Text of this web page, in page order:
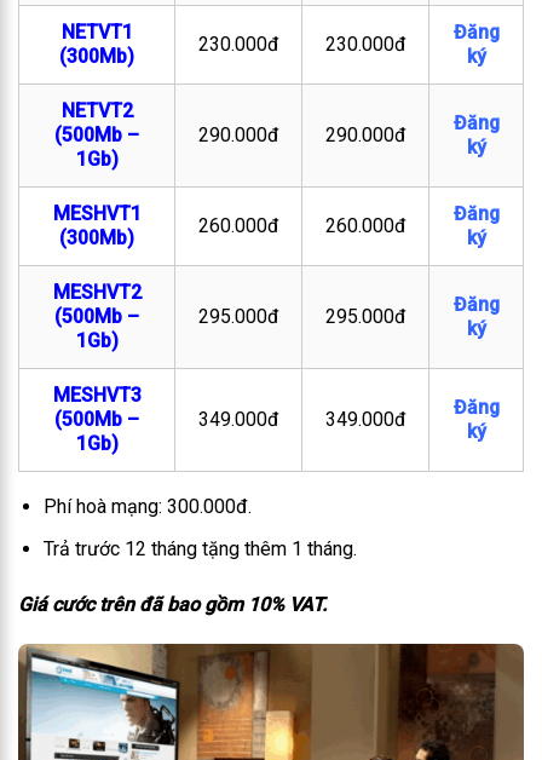
NETVT1
(300Mb)
230.000đ 230.000đ
Đăng
ký
NETVT2
(500Mb –
1Gb)
290.000đ 290.000đ
Đăng
ký
MESHVT1
(300Mb)
260.000đ 260.000đ
Đăng
ký
MESHVT2
(500Mb –
1Gb)
295.000đ 295.000đ
Đăng
ký
MESHVT3
(500Mb –
1Gb)
349.000đ 349.000đ
Đăng
ký
Phí hoà mạng: 300.000đ.
Trả trước 12 tháng tặng thêm 1 tháng.
Giá cước trên đã bao gồm 10% VAT.